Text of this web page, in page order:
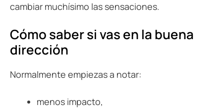
cambiar muchísimo las sensaciones.
Cómo saber si vas en la buena
dirección
Normalmente empiezas a notar:
menos impacto,